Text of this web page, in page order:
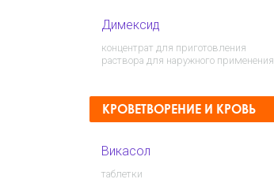
Димексид
концентрат для приготовления
раствора для наружного применения
КРОВЕТВОРЕНИЕ И КРОВЬ
Викасол
таблетки